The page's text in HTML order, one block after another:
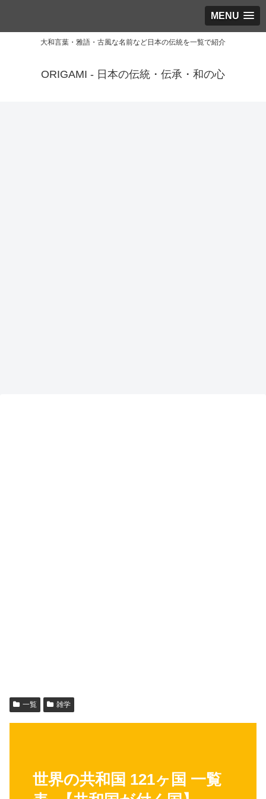
MENU
大和言葉・雅語・古風な名前など日本の伝統を一覧で紹介
ORIGAMI - 日本の伝統・伝承・和の心
一覧 雑学
世界の共和国 121ヶ国 一覧